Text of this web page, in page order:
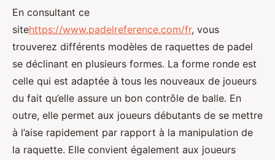
En consultant ce
sitehttps://www.padelreference.com/fr, vous
trouverez différents modèles de raquettes de padel
se déclinant en plusieurs formes. La forme ronde est
celle qui est adaptée à tous les nouveaux de joueurs
du fait qu’elle assure un bon contrôle de balle. En
outre, elle permet aux joueurs débutants de se mettre
à l’aise rapidement par rapport à la manipulation de
la raquette. Elle convient également aux joueurs